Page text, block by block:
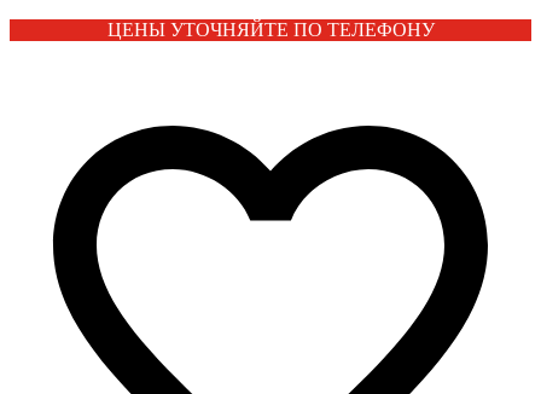
ЦЕНЫ УТОЧНЯЙТЕ ПО ТЕЛЕФОНУ